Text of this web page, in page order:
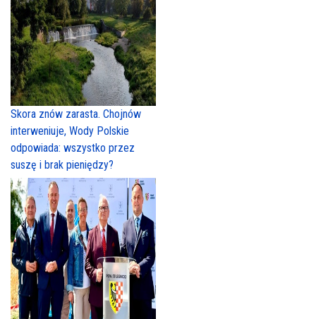
Skora znów zarasta. Chojnów
interweniuje, Wody Polskie
odpowiada: wszystko przez
suszę i brak pieniędzy?